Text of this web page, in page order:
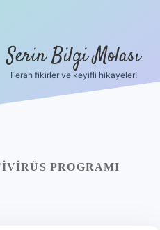
Serin Bilgi Molası
Ferah fikirler ve keyifli hikayeler!
PROGRAMI